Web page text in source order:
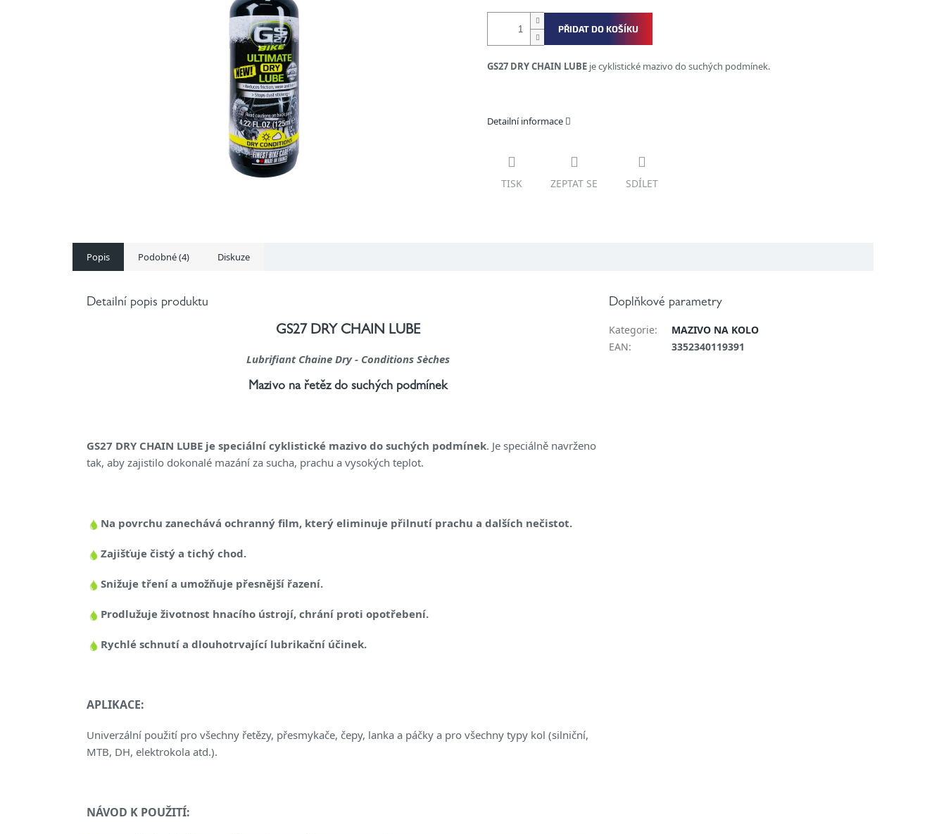
PŘIDAT DO KOŠÍKU
GS27 DRY CHAIN LUBE je cyklistické mazivo do suchých podmínek.
Detailní informace
TISK ZEPTAT SE SDÍLET
Popis Podobné (4) Diskuze
Detailní popis produktu
GS27 DRY CHAIN LUBE
Lubrifiant Chaine Dry - Conditions Sèches
Mazivo na řetěz do suchých podmínek
GS27 DRY CHAIN LUBE je speciální cyklistické mazivo do suchých podmínek. Je speciálně navrženo
tak, aby zajistilo dokonalé mazání za sucha, prachu a vysokých teplot.
Na povrchu zanechává ochranný film, který eliminuje přilnutí prachu a dalších nečistot.
Zajišťuje čistý a tichý chod.
Snižuje tření a umožňuje přesnější řazení.
Prodlužuje životnost hnacího ústrojí, chrání proti opotřebení.
Rychlé schnutí a dlouhotrvající lubrikační účinek.
APLIKACE:
Univerzální použití pro všechny řetězy, přesmykače, čepy, lanka a páčky a pro všechny typy kol (silniční,
MTB, DH, elektrokola atd.).
NÁVOD K POUŽITÍ:
Doplňkové parametry
Kategorie:
MAZIVO NA KOLO
EAN: 3352340119391